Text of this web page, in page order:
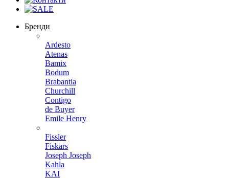
Бренди
Ardesto
Atenas
Bamix
Bodum
Brabantia
Churchill
Contigo
de Buyer
Emile Henry
Fissler
Fiskars
Joseph Joseph
Kahla
KAI